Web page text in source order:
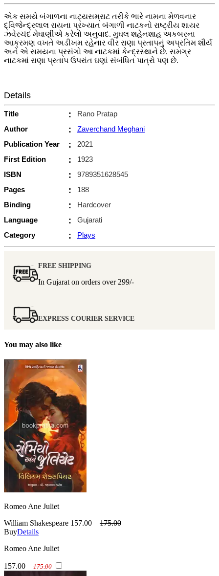
એક સમયે બંગાળના નાટ્યસમ્રાટ તરીકે ભારે નામના મેળવનાર
દ્વિજેન્દ્રલાલ રાયના પ્રખ્યાત બંગાળી નાટકનો રાષ્ટ્રીય શાયર
ઝવેરચંદ મેઘાણીએ કરેલો અનુવાદ. મુઘલ શહેનશાહ અકબરના
આક્રમણ વખતે અડીખમ રહેનાર વીર રાણા પ્રતાપનું અપ્રતિમ શૌર્ય
અને એ સમયના પ્રસંગો આ નાટકમાં કેન્દ્રસ્થાને છે. સમગ્ર
નાટકમાં રાણા પ્રતાપ ઉપરાંત ઘણાં સંબંધિત પાત્રો પણ છે.
Details
Title :
Rano Pratap
Author
:
Zaverchand Meghani
Publication Year
:
2021
First Edition
:
1923
ISBN
:
9789351628545
Pages
:
188
Binding
:
Hardcover
Language
:
Gujarati
Category
: Plays
FREE SHIPPING
In Gujarat on orders over299/-
EXPRESS COURIER SERVICE
You may also like
Romeo Ane Juliet
William Shakespeare 157.00
175.00
BuyDetails
Romeo Ane Juliet
157.00 175.00